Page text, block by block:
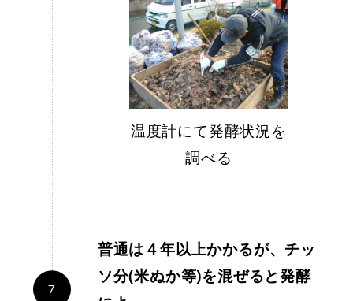
温度計にて発酵状況を
調べる
普通は４年以上かかるが、チッ
ソ分(米ぬか等)を混ぜると発酵